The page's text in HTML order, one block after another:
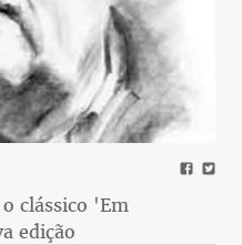
clássico 'Em
edição